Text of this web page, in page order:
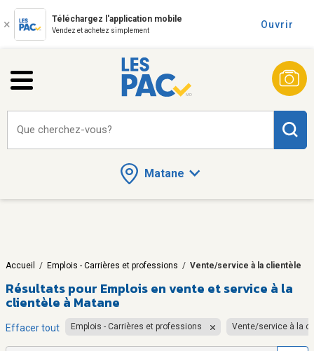
Téléchargez l'application mobile
Vendez et achetez simplement
Ouvrir
Matane
Que cherchez-vous?
Accueil / Emplois - Carrières et professions / Vente/service à la clientèle
Résultats pour Emplois en vente et service à la
clientèle à Matane
Effacer tout Emplois - Carrières et professions Vente/service à la